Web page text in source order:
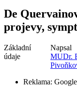
De
projevy,
Základní
údaje
Napsal
MUDr.
Reklama: